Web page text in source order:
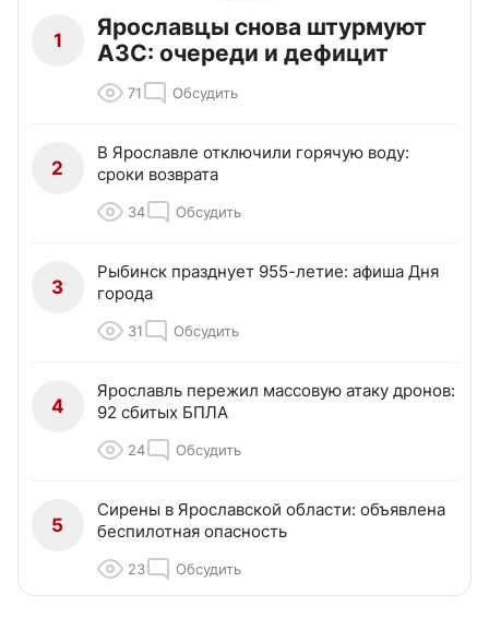
1
Ярославцы снова штурмуют
АЗС: очереди и дефицит
71 Обсудить
2
В Ярославле отключили горячую воду:
сроки возврата
34 Обсудить
3
Рыбинск празднует 955-летие: афиша Дня
города
31 Обсудить
4
Ярославль пережил массовую атаку дронов:
92 сбитых БПЛА
24 Обсудить
5
Сирены в Ярославской области: объявлена
беспилотная опасность
23 Обсудить